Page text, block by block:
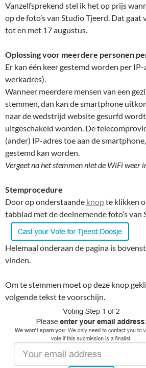
Vanzelfsprekend stel ik het op prijs
op de foto’s van Studio Tjeerd. Dat gaat
tot en met 17 augustus.
Oplossing voor meerdere personen
Er kan één keer gestemd worden per
werkadres).
Wanneer meerdere mensen van een
stemmen, dan kan de smartphone
naar de wedstrijd website gesurfd
uitgeschakeld worden. De
(ander) IP-adres toe aan de
gestemd kan worden.
Vergeet na het stemmen niet de WiFi weer
Stemprocedure
Door op onderstaande knopte klikken
tabblad met de deelnemende foto’s van
Helemaal onderaan de pagina is
vinden.
Om te stemmen moet op deze knop
volgende tekst te voorschijn.